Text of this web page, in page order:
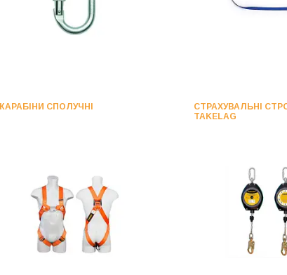
КАРАБІНИ СПОЛУЧНІ
СТРАХУВАЛЬНІ
TAKELAG